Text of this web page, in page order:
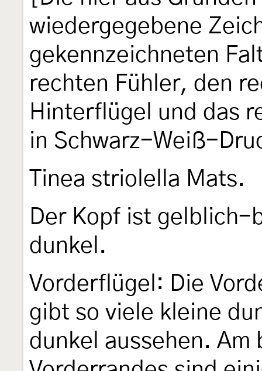
wiedergegebene
gekennzeichneten
rechten Fühler, den
Hinterflügel und das
in Schwarz-Weiß-
Tinea striolella Mats.
Der Kopf ist gelblich-
dunkel.
Vorderflügel: Die
gibt so viele kleine
dunkel aussehen. Am